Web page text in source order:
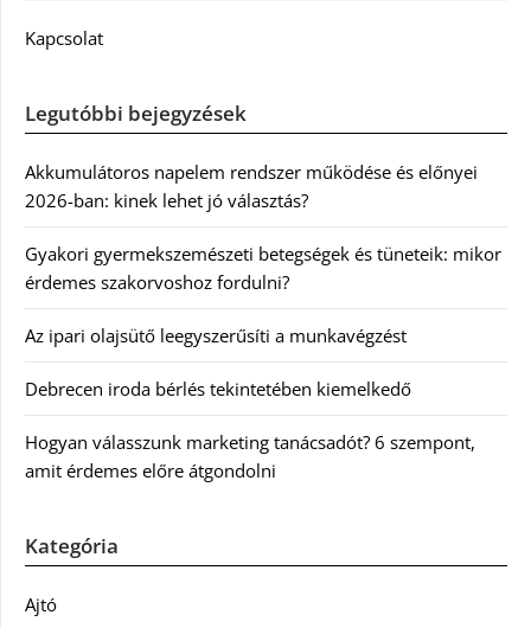
Kapcsolat
Legutóbbi bejegyzések
Akkumulátoros napelem rendszer működése és előnyei
2026-ban: kinek lehet jó választás?
Gyakori gyermekszemészeti betegségek és tüneteik: mikor
érdemes szakorvoshoz fordulni?
Az ipari olajsütő leegyszerűsíti a munkavégzést
Debrecen iroda bérlés tekintetében kiemelkedő
Hogyan válasszunk marketing tanácsadót? 6 szempont,
amit érdemes előre átgondolni
Kategória
Ajtó